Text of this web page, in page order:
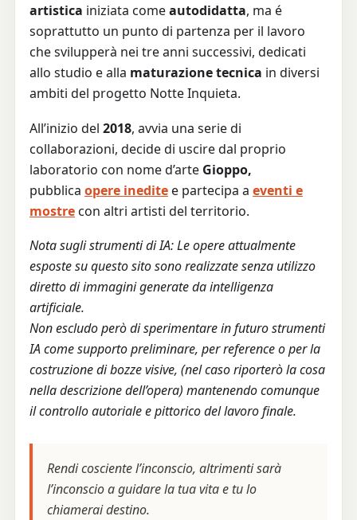
artistica iniziata comeautodidatta, ma é
soprattutto un punto di partenza per il lavoro
che svilupperà nei tre anni successivi, dedicati
allo studio e alla maturazione tecnica in diversi
ambiti del progetto Notte Inquieta.
All’inizio del 2018, avvia una serie di
collaborazioni, decide di uscire dal proprio
laboratorio con nome d’arte Gioppo,
pubblica opere inedite e partecipa a eventi e
mostre con altri artisti del territorio.
Nota sugli strumenti di IA: Le opere attualmente
esposte su questo sito sono realizzate senza utilizzo
diretto di immagini generate da intelligenza
artificiale.
Non escludo però di sperimentare in futuro strumenti
IA come supporto preliminare, per reference o per la
costruzione di bozze visive, (nel caso riporterò la cosa
nella descrizione dell’opera) mantenendo comunque
il controllo autoriale e pittorico del lavoro finale.
Rendi cosciente l’inconscio, altrimenti sarà
l’inconscio a guidare la tua vita e tu lo
chiamerai destino.